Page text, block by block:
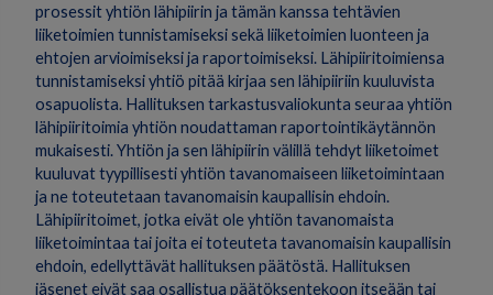
prosessit yhtiön lähipiirin ja tämän kanssa tehtävien
liiketoimien tunnistamiseksi sekä liiketoimien luonteen ja
ehtojen arvioimiseksi ja raportoi­miseksi. Lähipiiritoimiensa
tunnistamiseksi yhtiö pitää kirjaa sen lähipiiriin kuuluvista
osapuolista. Hallituksen tarkastusvaliokunta seuraa yhtiön
lähipiiritoimia yhtiön noudattaman raportointikäy­tännön
mukaisesti. Yhtiön ja sen lähipiirin välillä tehdyt liiketoimet
kuuluvat tyypillisesti yhtiön tavanomaiseen liiketoimintaan
ja ne toteutetaan tavanomaisin kaupallisin ehdoin.
Lähipiiritoimet, jotka eivät ole yhtiön tavanomaista
liiketoimintaa tai joita ei toteuteta tavanomaisin kaupallisin
ehdoin, edellyttävät hallituksen päätöstä. Hallituksen
jäsenet eivät saa osallistua päätöksentekoon itseään tai